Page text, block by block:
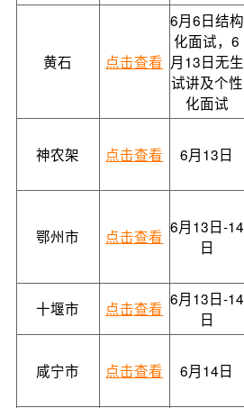
黄石 点击查看
6月6日结构
化面试，6
月13日无生
试讲及个性
化面试
神农架 点击查看 6月13日
鄂州市 点击查看 6月13日-14
日
十堰市 点击查看 6月13日-14
日
咸宁市 点击查看 6月14日